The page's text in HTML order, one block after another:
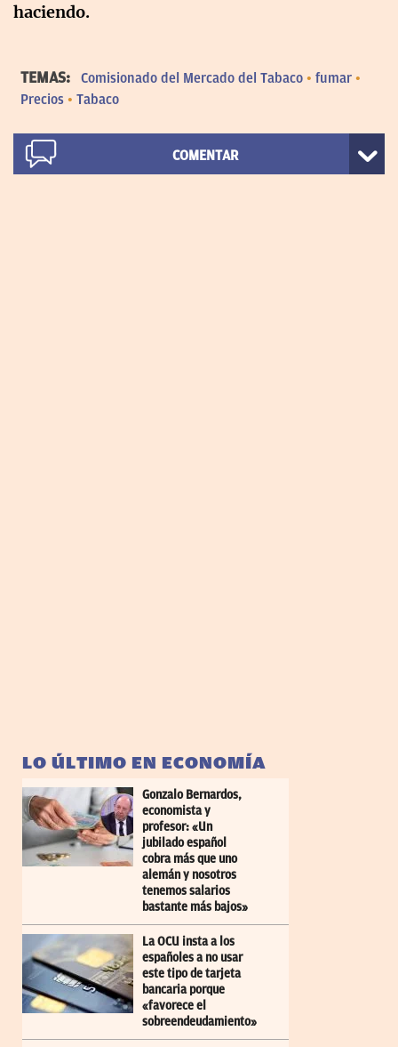
haciendo.
TEMAS: Comisionado del Mercado del Tabaco
fumar
Precios
Tabaco
COMENTAR
LO ÚLTIMO EN ECONOMÍA
Gonzalo Bernardos,
economista y
profesor: «Un
jubilado español
cobra más que uno
alemán y nosotros
tenemos salarios
bastante más bajos»
La OCU insta a los
españoles a no usar
este tipo de tarjeta
bancaria porque
«favorece el
sobreendeudamiento»